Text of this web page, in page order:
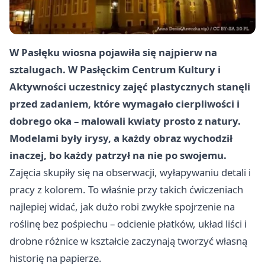
W Pasłęku wiosna pojawiła się najpierw na
sztalugach. W Pasłęckim Centrum Kultury i
Aktywności uczestnicy zajęć plastycznych stanęli
przed zadaniem, które wymagało cierpliwości i
dobrego oka – malowali kwiaty prosto z natury.
Modelami były irysy, a każdy obraz wychodził
inaczej, bo każdy patrzył na nie po swojemu.
Zajęcia skupiły się na obserwacji, wyłapywaniu detali i
pracy z kolorem. To właśnie przy takich ćwiczeniach
najlepiej widać, jak dużo robi zwykłe spojrzenie na
roślinę bez pośpiechu – odcienie płatków, układ liści i
drobne różnice w kształcie zaczynają tworzyć własną
historię na papierze.